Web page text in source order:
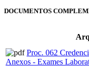
DOCUMENTOS
Proc. 062
Anexos - Exames